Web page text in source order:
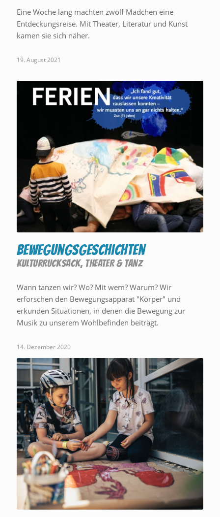
Eine Woche lang machten zwölf Mädchen eine
Entdeckungsreise. Mit Theater, Literatur und Kunst
kamen sie sich näher.
19. August 2021
Bewegungsgeschichten
KULTURRUCKSACK, THEATER & TANZ
Wann tanzen wir? Wo? Mit wem? Warum? Wir
erforschen den Bewegungsapparat "Körper" und
erkunden Situationen, in denen die Bewegung zur
Musik zu unserem Wohlbefinden beiträgt.
14. Dezember 2020